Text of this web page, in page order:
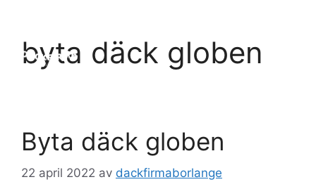
innehållbyta däck globen
Byta däck globen
22 april 2022 av dackfirmaborlange